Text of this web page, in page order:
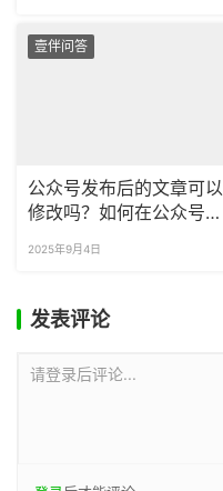
壹伴问答
公众号发布后的文章可以
修改吗？如何在公众号里
2025年9月4日
发表评论
请登录后评论...